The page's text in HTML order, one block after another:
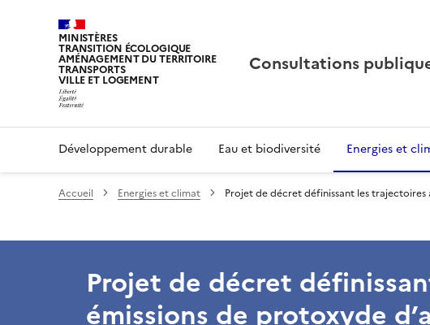
MINISTÈRES
TRANSITION ÉCOLOGIQUE
AMÉNAGEMENT DU TERRITOIRE
TRANSPORTS
VILLE ET LOGEMENT
Consultations
Développement durable Eau et biodiversité Energies et
Accueil Energies et climat Projet de décret définissant les trajectoires
Projet de décret
émissions de protoxyde